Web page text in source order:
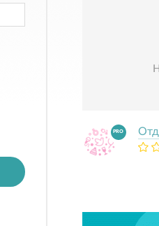
PRO